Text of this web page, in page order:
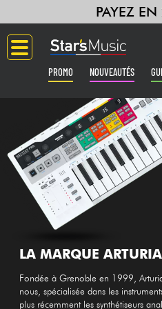
PAYEZ
PROMO NOUVEAUTÉS
Langue
Guitares & Basses
Amplis & Effets
Claviers & Pianos
Synthés & Sampleurs
Home Studio
LA MARQUE ARTURIA
Fondée à Grenoble en 1999,
nous, spécialisée dans les
plus récemment les synthétiseurs